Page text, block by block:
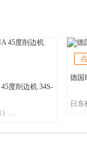
度削边机 34S-
日东机械（香港）有限公司
德国